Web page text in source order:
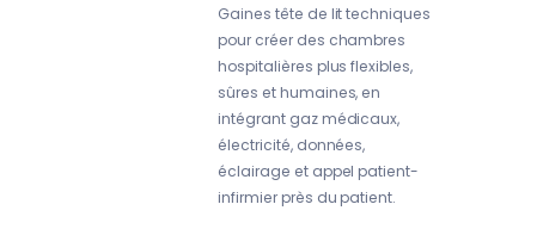
Gaines tête de lit techniques
pour créer des chambres
hospitalières plus flexibles,
sûres et humaines, en
intégrant gaz médicaux,
électricité, données,
éclairage et appel patient-
infirmier près du patient.